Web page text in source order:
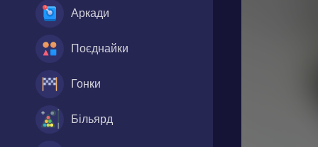
Аркади
Поєднайки
Гонки
Більярд